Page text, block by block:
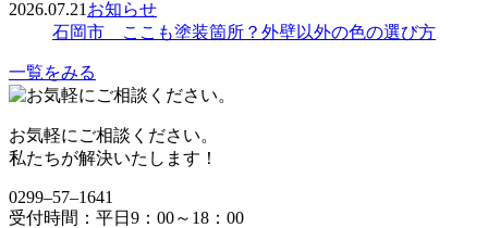
2026.07.21 お知らせ
石岡市 ここも塗装箇所？外壁以外の色の選び方
一覧をみる
お気軽にご相談ください。
私たちが解決いたします！
0299‒57‒1641
受付時間：平日9：00～18：00